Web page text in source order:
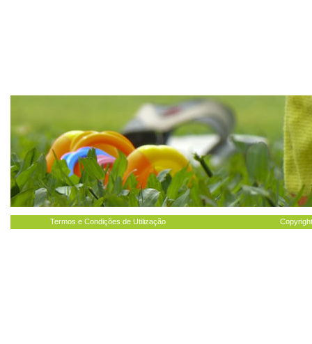
Termos e Condições de Utilização